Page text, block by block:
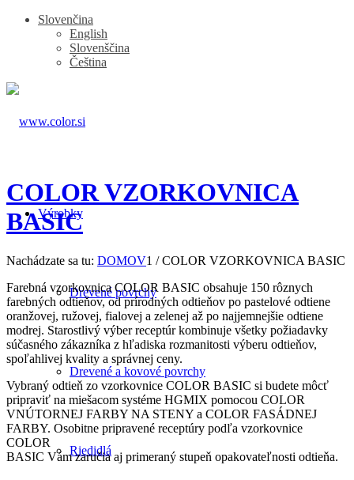
Slovenčina
English
Slovenščina
Čeština
Výrobky
Drevené povrchy
Drevené a kovové povrchy
Riedidlá
COLOR VZORKOVNICA
BASIC
Nachádzate sa tu: DOMOV1 / COLOR VZORKOVNICA BASIC
Farebná vzorkovnica COLOR BASIC obsahuje 150 rôznych
farebných odtieňov, od prírodných odtieňov po pastelové odtiene
oranžovej, ružovej, fialovej a zelenej až po najjemnejšie odtiene
modrej. Starostlivý výber receptúr kombinuje všetky požiadavky
súčasného zákazníka z hľadiska rozmanitosti výberu odtieňov,
spoľahlivej kvality a správnej ceny.
Vybraný odtieň zo vzorkovnice COLOR BASIC si budete môcť
pripraviť na miešacom systéme HGMIX pomocou COLOR
VNÚTORNEJ FARBY NA STENY a COLOR FASÁDNEJ
FARBY. Osobitne pripravené receptúry podľa vzorkovnice
COLOR
BASIC Vám zaručia aj primeraný stupeň opakovateľnosti odtieňa.